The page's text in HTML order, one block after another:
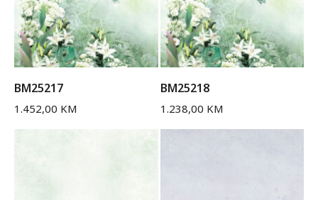
BM25217
1.452,00 KM
BM25218
1.238,00 KM